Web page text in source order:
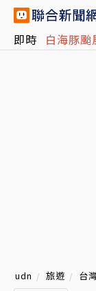
即時 白海豚颱
udn 旅遊 台